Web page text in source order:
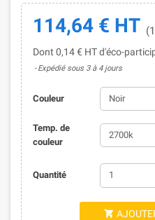
114,64 € HT
Dont 0,14 € HT d'éco-
Expédié sous 3 à 4 jours
Couleur
Temp. de
couleur
Quantité
